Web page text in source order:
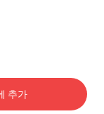
추가